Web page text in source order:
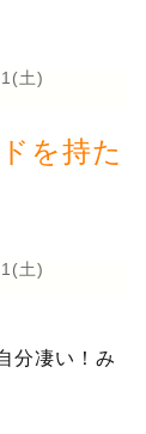
土)
を持た
土)
分凄い！み